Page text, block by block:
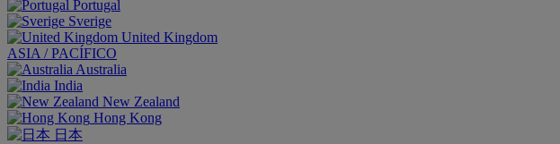
Portugal
Sverige
United Kingdom
ASIA / PACÍFICO
Australia
India
New Zealand
Hong Kong
日本